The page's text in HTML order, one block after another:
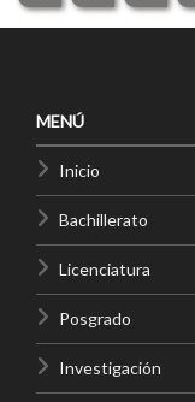
MENÚ
Inicio
Bachillerato
Licenciatura
Posgrado
Investigación